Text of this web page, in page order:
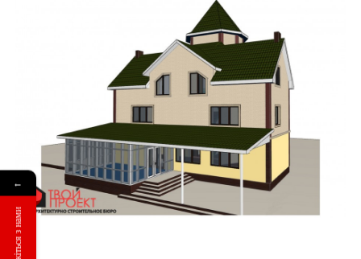
←
Зв'яжіться з нами